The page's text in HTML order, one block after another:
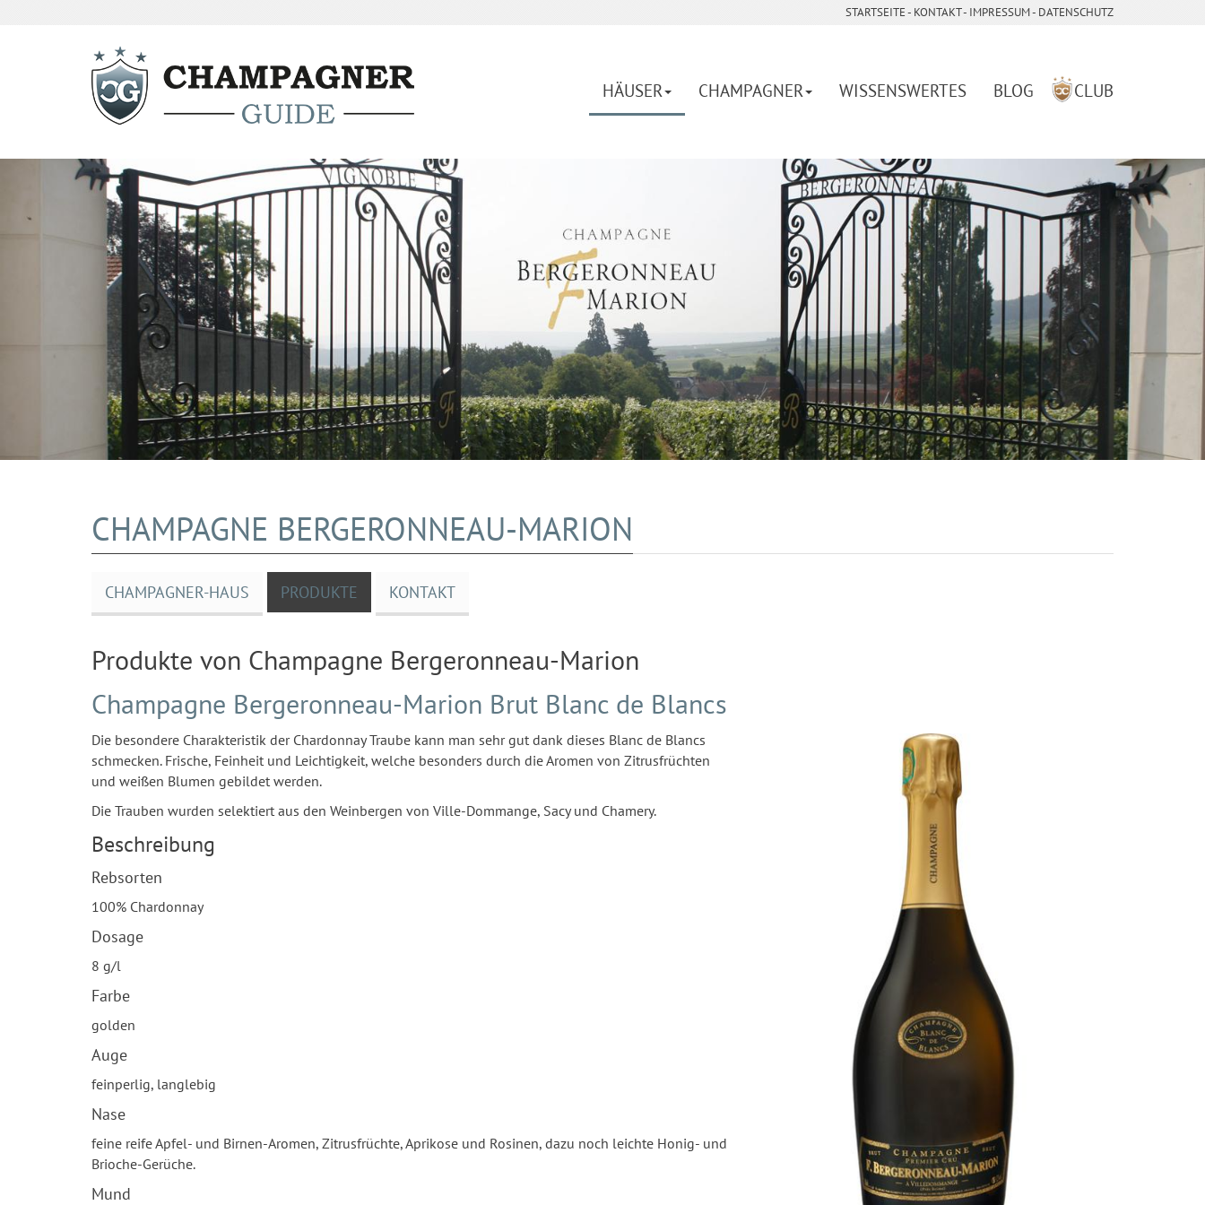
STARTSEITE- ­ KONTAKT- ­ IMPRESSUM- DATENSCHUTZ
HÄUSER CHAMPAGNER WISSENSWERTES BLOG CLUB
CHAMPAGNE BERGERONNEAU-MARION
CHAMPAGNER-HAUS PRODUKTE KONTAKT
Produkte von Champagne Bergeronneau-Marion
Champagne Bergeronneau-Marion Brut Blanc de Blancs
Die besondere Charakteristik der Chardonnay Traube kann man sehr gut dank dieses Blanc de Blancs
schmecken. Frische, Feinheit und Leichtigkeit, welche besonders durch die Aromen von Zitrusfrüchten
und weißen Blumen gebildet werden.
Die Trauben wurden selektiert aus den Weinbergen von Ville-Dommange, Sacy und Chamery.
Beschreibung
Rebsorten
100% Chardonnay
Dosage
8 g/l
Farbe
golden
Auge
feinperlig, langlebig
Nase
feine reife Apfel- und Birnen-Aromen, Zitrusfrüchte, Aprikose und Rosinen, dazu noch leichte Honig- und
Brioche-Gerüche.
Mund